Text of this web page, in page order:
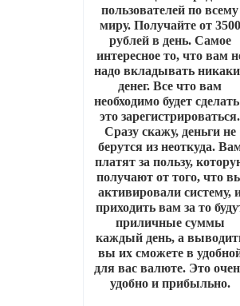
пользователей по всему
миру. Получайте от 3500
рублей в день. Самое
интересное то, что вам
надо вкладывать
денег. Все что вам
необходимо будет
это зарегистрироваться.
Сразу скажу, деньги не
берутся из неоткуда.
платят за пользу,
получают от того, что
активировали систему,
приходить вам за то
приличные суммы
каждый день, а
вы их сможете в
для вас валюте. Это
удобно и прибыльно.